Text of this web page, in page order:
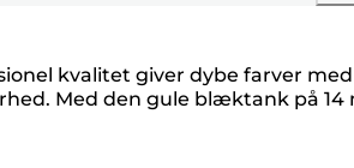
kvalitet giver dybe farver
Med den gule blæktank på 14